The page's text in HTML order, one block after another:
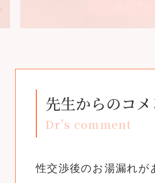
先生からのコメ
Dr's comment
性交渉後のお湯漏れ